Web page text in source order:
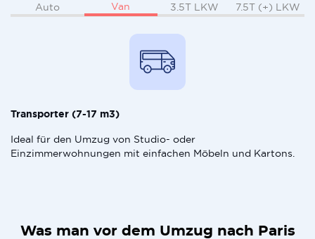
Auto Van 3.5T LKW 7.5T (+) LKW
Transporter (7-17 m3)
Ideal für den Umzug von Studio- oder
Einzimmerwohnungen mit einfachen Möbeln und Kartons.
Was man vor dem Umzug nach Paris